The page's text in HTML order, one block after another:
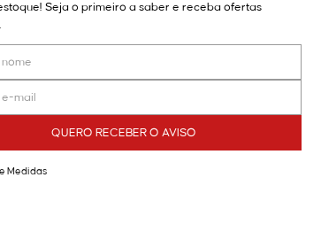
Seja o primeiro a saber e receba ofertas
QUERO RECEBER O AVISO
Medidas